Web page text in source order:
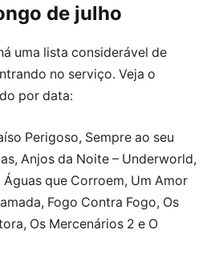
de julho
uma lista considerável de
no serviço. Veja o
por data:
Perigoso, Sempre ao seu
Anjos da Noite – Underworld,
que Corroem, Um Amor
Fogo Contra Fogo, Os
Os Mercenários 2 e O